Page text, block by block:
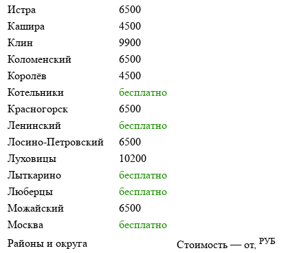
Истра
6500
Кашира
4500
Клин
9900
Коломенский
6500
Королёв
4500
Котельники
бесплатно
Красногорск
6500
Ленинский
бесплатно
Лосино-Петровский
6500
Луховицы
10200
Лыткарино
бесплатно
Люберцы
бесплатно
Можайский
6500
Москва
бесплатно
Районы и округа
Стоимость — от, РУБ